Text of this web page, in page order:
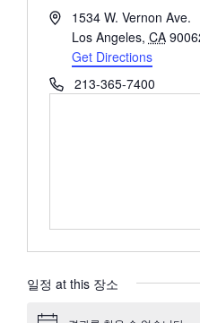
Address1534 W. Vernon Ave.
Los Angeles, CA
Get Directions
Phone213-365-7400
일정 at this 장소